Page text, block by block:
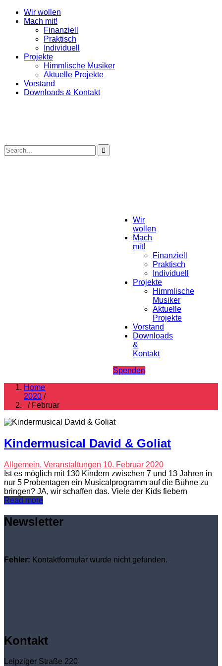
Wir wollen
Mach mit!
Finanziell
Praktisch
Individuell
Projekte
Himmlische Musiker
Aktuelle Projekte
Vorstand
Downloads & Kontakt
Wir
wollen
Mach
mit!
Finanziell
Praktisch
Individuell
Projekte
Himmlische
Musiker
Aktuelle
Projekte
Vorstand
Downloads
&
Kontakt
Spenden
Home
2020 /
/ Februar
Kindermusical David & Goliat
Allgemein, Veranstaltungen 10. Februar 2020
Ist es möglich mit 130 Kindern zwischen 7 und 13 Jahren in
nur 5 Probentagen ein Musicalprogramm auf die Bühne zu
bringen? JA, wir schaffen das. Viele der Kids fiebern
Read more
Newsletter
Fehler: Kontaktformular wurde nicht gefunden.
Kontakt
Leipziger Straße 220